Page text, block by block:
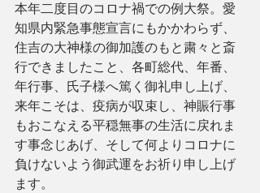
本年二度目のコロナ禍での例大祭。愛
知県内緊急事態宣言にもかかわらず、
住吉の大神様の御加護のもと粛々と斎
行できましたこと、各町総代、年番、
年行事、氏子様へ篤く御礼申し上げ、
来年こそは、疫病が収束し、神賑行事
もおこなえる平穏無事の生活に戻れま
す事念じあげ、そして何よりコロナに
負けないよう御武運をお祈り申し上げ
ます。